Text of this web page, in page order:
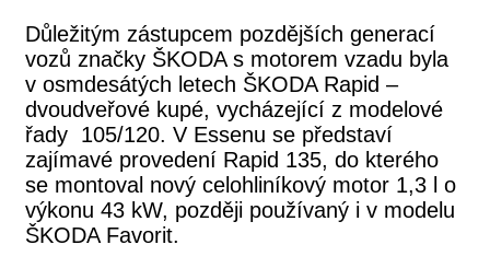
Důležitým zástupcem pozdějších generací
vozů značky ŠKODA s motorem vzadu byla
v osmdesátých letech ŠKODA Rapid –
dvoudveřové kupé, vycházející z modelové
řady 105/120. V Essenu se představí
zajímavé provedení Rapid 135, do kterého
se montoval nový celohliníkový motor 1,3 l o
výkonu 43 kW, později používaný i v modelu
ŠKODA Favorit.